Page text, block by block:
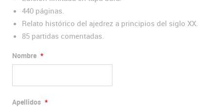
440 páginas.
Relato histórico del ajedrez a principios del siglo XX.
85 partidas comentadas.
Nombre *
Apellidos *